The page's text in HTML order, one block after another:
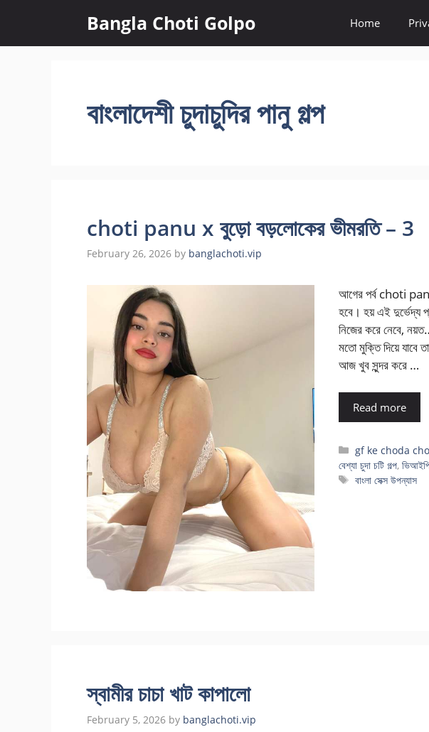
content
Bangla Choti Golpo Home
বাংলাদেশী চুদাচুদির পানু গল্প
choti panu x বুড়ো বড়লোকের ভীমরতি – 3
February 26, 2026 by banglachoti.vip
আগের পর্ব choti
হবে। হয় এই দুর্ভেদ্য
নিজের করে নেবে,
মতো মুক্তি দিয়ে যাবে
আজ খুব সুন্দর করে …
Read more
Categories
gf ke choda
বেশ্যা চুদা চটি গল্প,
Tags
বাংলা সেক্স উপন্যাস
স্বামীর চাচা খাট কাপালো
February 5, 2026 by banglachoti.vip